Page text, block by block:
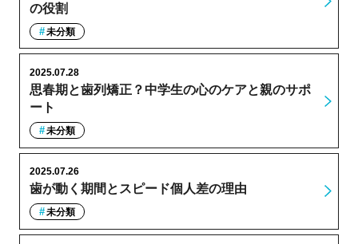
の役割
未分類
思春期と歯列矯正？中学生の心のケアと親のサポ
ート
2025.07.28
未分類
歯が動く期間とスピード個人差の理由
2025.07.26
未分類